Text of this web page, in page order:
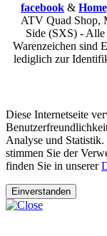
facebook &
ATV Quad Shop,
Side (SXS) - Alle
Warenzeichen sind
lediglich zur
Diese Internetseite
Analyse und
stimmen Sie der
finden Sie in unserer
Einverstanden